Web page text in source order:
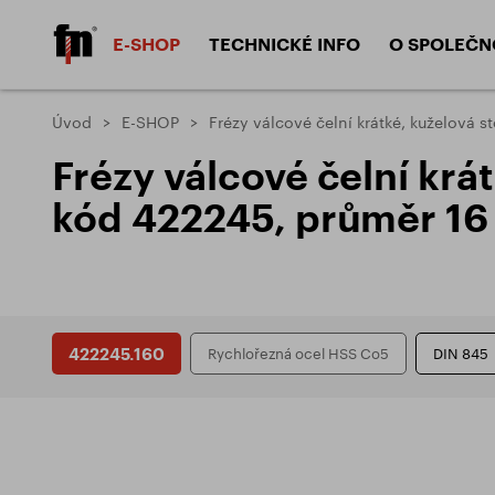
E-SHOP
Frézy válcové čelní HSS Frézy
Záhlubníky Závitořezné
TECHNICKÉ INFO
Výrobní materiály
Obráběné materiály
Typy
O
DIVIZE NÁSTROJE
Úvod E-SHOP Frézy válcové čelní krátké, kuželová
Frézy válcové čelní
kód 422245, průměr
422245.160 Rychlořezná ocel HSS Co5 DIN 845